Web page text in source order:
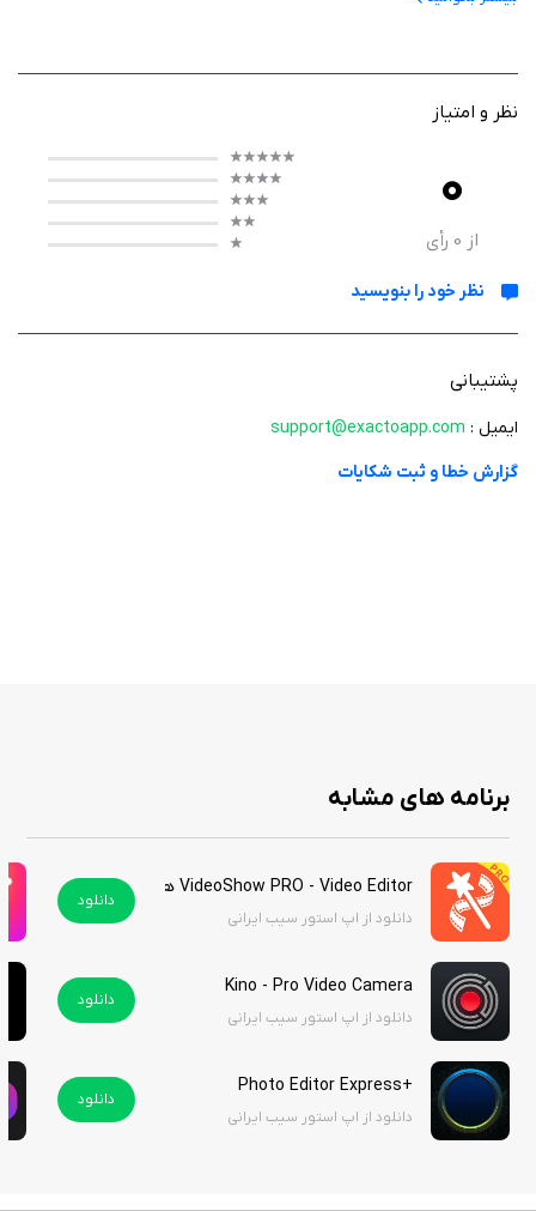
فرآیند انتخاب و برش، به کاربران کمک می‌کند تا در کمترین زمان نتایج حرفه‌ای به
دست آورند.
ابزار Pen Selection فراهم می‌کند. کاربران می‌توانند نقاط کنترلی را دور سوژه قرار
حذف پس‌زمینه یا ایجاد برش‌های پیچیده هستند، بسیار کاربردی است. این
برنامه در اپ استور با قیمت ۴.۹۹ دلار عرضه می‌شود، اما شما می‌توانید آن را از
سیب ایرانی به صورت رایگان دانلود کنید و از این برنامه حرفه‌ای برای خلق
تصاویر خلاقانه لذت ببرید.
نظر و امتیاز
0
از 0 رأی
نظر خود را بنویسید
پشتیبانی
ایمیل : support@exactoapp.com
گزارش خطا و ثبت شکایات
برنامه های مشابه
VideoShow PRO - Video Editor هک شده
دانلود از اپ استور سیب ایرانی
دانلود
Kino - Pro Video Camera
دانلود از اپ استور سیب ایرانی
دانلود
+Photo Editor Express
دانلود از اپ استور سیب ایرانی
دانلود